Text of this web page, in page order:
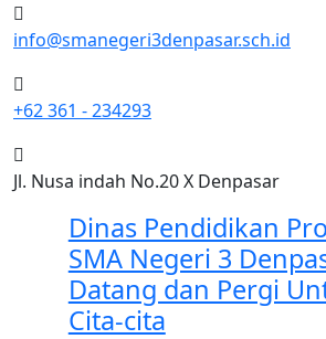
info@smanegeri3denpasar.sch.id
+62 361 - 234293
Jl. Nusa indah No.20 X Denpasar
Dinas Pendidikan
SMA Negeri 3
Datang dan Pergi
Cita-cita